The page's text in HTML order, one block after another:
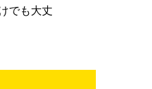
でも大丈